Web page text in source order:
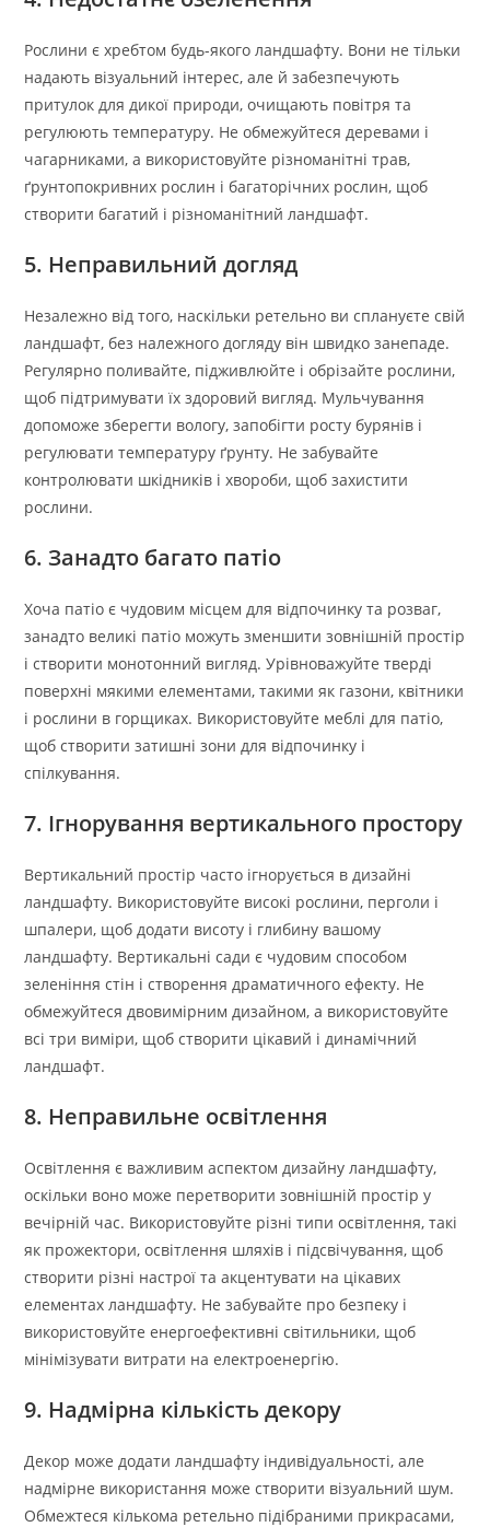
Рослини є хребтом будь-якого ландшафту. Вони не тільки
надають візуальний інтерес, але й забезпечують
притулок для дикої природи, очищають повітря та
регулюють температуру. Не обмежуйтеся деревами і
чагарниками, а використовуйте різноманітні трав,
ґрунтопокривних рослин і багаторічних рослин, щоб
створити багатий і різноманітний ландшафт.
5. Неправильний догляд
Незалежно від того, наскільки ретельно ви сплануєте свій
ландшафт, без належного догляду він швидко занепаде.
Регулярно поливайте, підживлюйте і обрізайте рослини,
щоб підтримувати їх здоровий вигляд. Мульчування
допоможе зберегти вологу, запобігти росту бурянів і
регулювати температуру ґрунту. Не забувайте
контролювати шкідників і хвороби, щоб захистити
рослини.
6. Занадто багато патіо
Хоча патіо є чудовим місцем для відпочинку та розваг,
занадто великі патіо можуть зменшити зовнішній простір
і створити монотонний вигляд. Урівноважуйте тверді
поверхні мякими елементами, такими як газони, квітники
і рослини в горщиках. Використовуйте меблі для патіо,
щоб створити затишні зони для відпочинку і
спілкування.
7. Ігнорування вертикального простору
Вертикальний простір часто ігнорується в дизайні
ландшафту. Використовуйте високі рослини, перголи і
шпалери, щоб додати висоту і глибину вашому
ландшафту. Вертикальні сади є чудовим способом
зеленіння стін і створення драматичного ефекту. Не
обмежуйтеся двовимірним дизайном, а використовуйте
всі три виміри, щоб створити цікавий і динамічний
ландшафт.
8. Неправильне освітлення
Освітлення є важливим аспектом дизайну ландшафту,
оскільки воно може перетворити зовнішній простір у
вечірній час. Використовуйте різні типи освітлення, такі
як прожектори, освітлення шляхів і підсвічування, щоб
створити різні настрої та акцентувати на цікавих
елементах ландшафту. Не забувайте про безпеку і
використовуйте енергоефективні світильники, щоб
мінімізувати витрати на електроенергію.
9. Надмірна кількість декору
Декор може додати ландшафту індивідуальності, але
надмірне використання може створити візуальний шум.
Обмежтеся кількома ретельно підібраними прикрасами,